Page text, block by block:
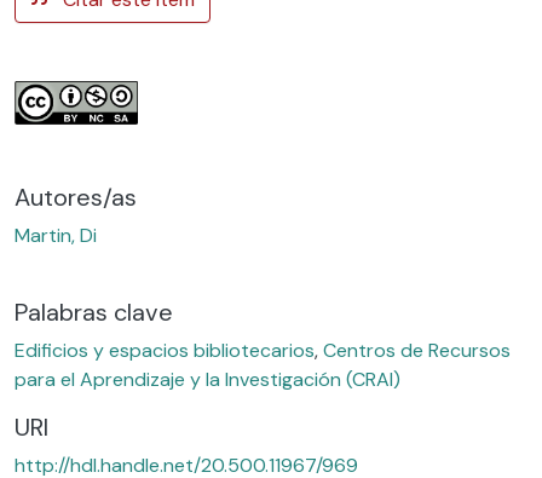
Autores/as
Martin, Di
Palabras clave
Edificios y espacios bibliotecarios,Centros de Recursos
para el Aprendizaje y la Investigación (CRAI)
URI
http://hdl.handle.net/20.500.11967/969